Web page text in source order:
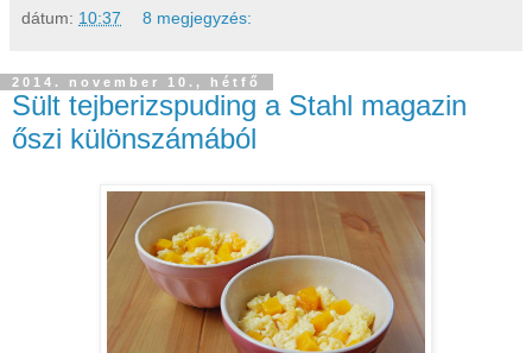
dátum: 10:37 8 megjegyzés:
2014. november 10., hétfő
Sült tejberizspuding a Stahl magazin
őszi különszámából